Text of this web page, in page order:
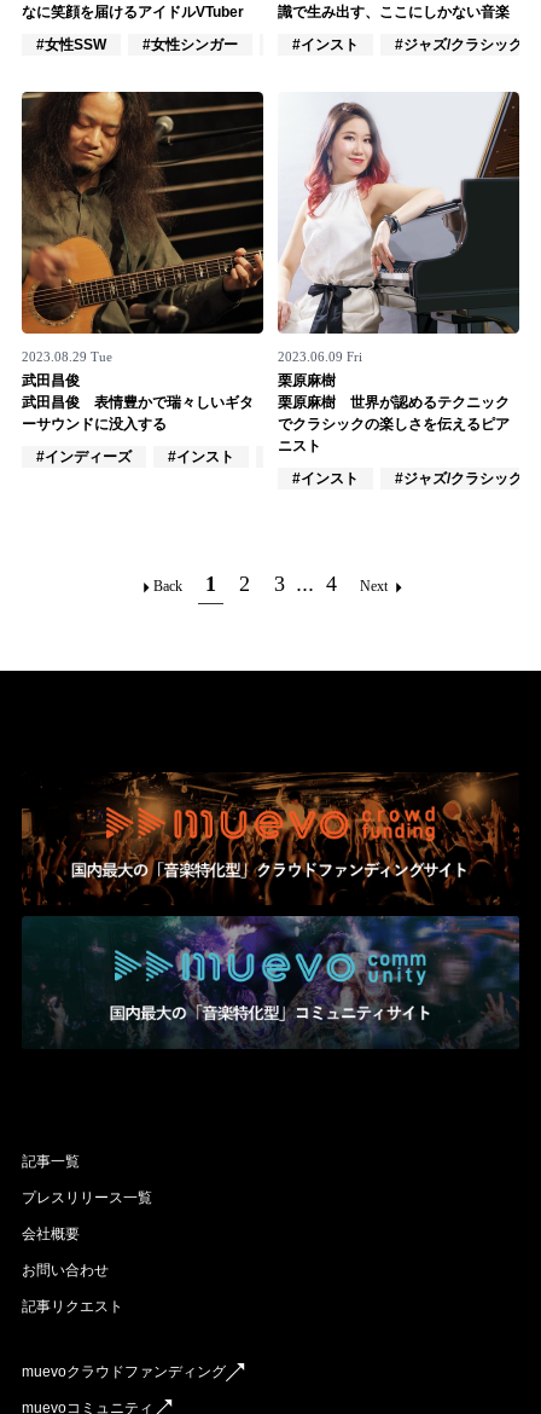
なに笑顔を届けるアイドルVTuber
#女性SSW
#女性シンガー #女性シンガーグループ
識で生み出す、ここにしかない音楽
#インスト
#ジャズ/クラシック奏
2023.08.29 Tue
武田昌俊
武田昌俊 表情豊かで瑞々しいギタ
ーサウンドに没入する
#インディーズ
#インスト #ジャズ/クラシック奏者
2023.06.09 Fri
栗原麻樹
栗原麻樹 世界が認めるテクニック
でクラシックの楽しさを伝えるピア
ニスト
#インスト
#ジャズ/クラシック奏
Back 1 2 3 ... 4 Next
記事一覧
プレスリリース一覧
会社概要
お問い合わせ
記事リクエスト
muevoクラウドファンディング
muevoコミュニティ